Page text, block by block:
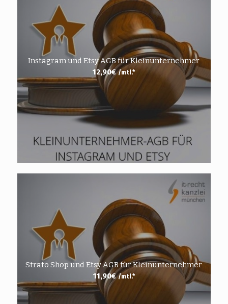
Instagram und Etsy AGB für Kleinunternehmer
12,90€ /mtl.*
Strato Shop und Etsy AGB für Kleinunternehmer
11,90€ /mtl.*